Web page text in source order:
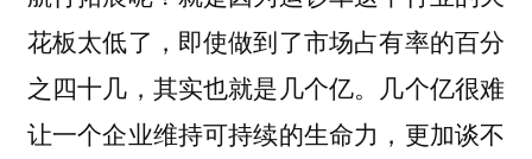
花板太低了，即使做到了市场占有率的百分
之四十几，其实也就是几个亿。几个亿很难
让一个企业维持可持续的生命力，更加谈不